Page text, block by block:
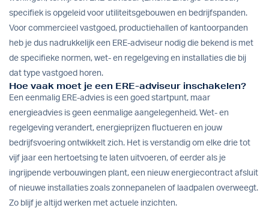
specifiek is opgeleid voor utiliteitsgebouwen en bedrijfspanden.
Voor commercieel vastgoed, productiehallen of kantoorpanden
heb je dus nadrukkelijk een ERE-adviseur nodig die bekend is met
de specifieke normen, wet- en regelgeving en installaties die bij
dat type vastgoed horen.
Hoe vaak moet je een ERE-adviseur inschakelen?
Een eenmalig ERE-advies is een goed startpunt, maar
energieadvies is geen eenmalige aangelegenheid. Wet- en
regelgeving verandert, energieprijzen fluctueren en jouw
bedrijfsvoering ontwikkelt zich. Het is verstandig om elke drie tot
vijf jaar een hertoetsing te laten uitvoeren, of eerder als je
ingrijpende verbouwingen plant, een nieuw energiecontract afsluit
of nieuwe installaties zoals zonnepanelen of laadpalen overweegt.
Zo blijf je altijd werken met actuele inzichten.